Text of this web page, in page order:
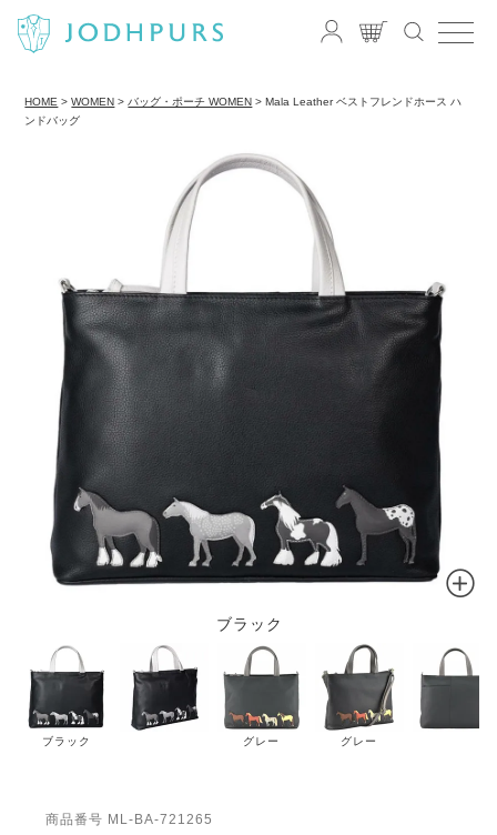
HOME WOMEN バッグ・ポーチ WOMEN
Mala Leather ベストフレンドホース ハ
ンドバッグ
ブラック
ブラック グレー グレー
商品番号 ML-BA-721265